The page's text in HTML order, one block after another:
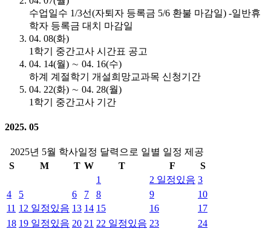
수업일수 1/3선(자퇴자 등록금 5/6 환불 마감일) -일반휴
학자 등록금 대치 마감일
04. 08(화)
1학기 중간고사 시간표 공고
04. 14(월) ∼ 04. 16(수)
하계 계절학기 개설희망교과목 신청기간
04. 22(화) ∼ 04. 28(월)
1학기 중간고사 기간
2025. 05
2025년 5월 학사일정 달력으로 일별 일정 제공
S
M T W T F
S
1
2 일정있음 3
4
5 6 7 8 9
10
11 12 일정있음 13 14 15 16
17
18 19 일정있음 20 21 22 일정있음 23
24